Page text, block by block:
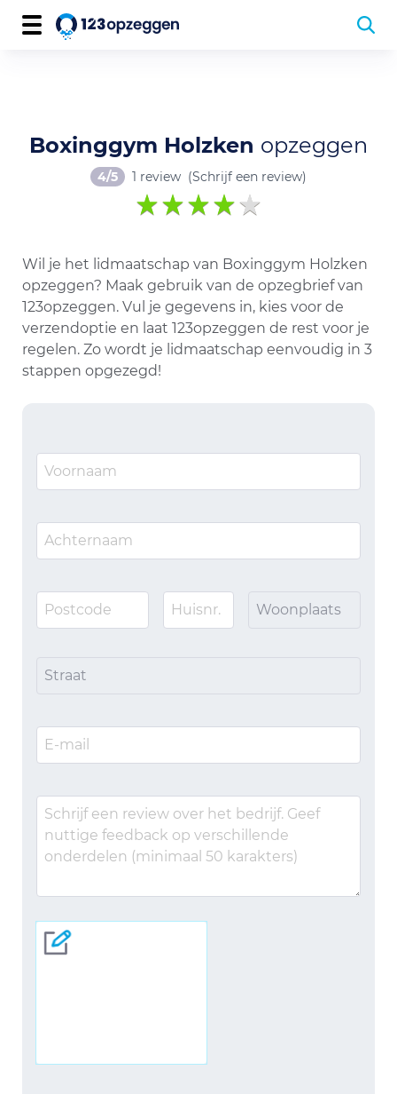
Boxinggym Holzken opzeggen
4/5 1 review (Schrijf een review)
Wil je het lidmaatschap van Boxinggym Holzken
opzeggen? Maak gebruik van de opzegbrief van
123opzeggen. Vul je gegevens in, kies voor de
verzendoptie en laat 123opzeggen de rest voor je
regelen. Zo wordt je lidmaatschap eenvoudig in 3
stappen opgezegd!
Woonplaats
Straat